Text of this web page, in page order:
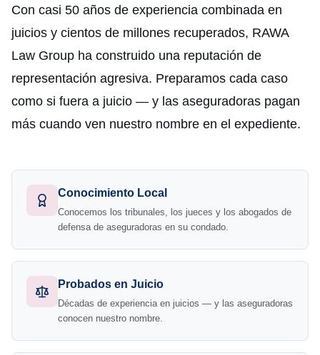
Con casi 50 años de experiencia combinada en
juicios y cientos de millones recuperados, RAWA
Law Group ha construido una reputación de
representación agresiva. Preparamos cada caso
como si fuera a juicio — y las aseguradoras pagan
más cuando ven nuestro nombre en el expediente.
Conocimiento Local
Conocemos los tribunales, los jueces y los abogados de
defensa de aseguradoras en su condado.
Probados en Juicio
Décadas de experiencia en juicios — y las aseguradoras
conocen nuestro nombre.